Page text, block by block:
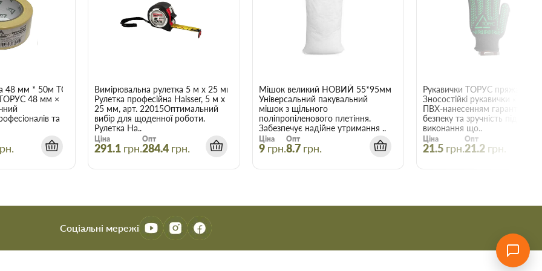
що оптова ціна в
товарів.
050 Коельнер в
48 мм * 50м ТОРУС 056
ТОРУС 48 мм ×
та
Вимірювальна рулетка 5 м x 25 мм Haisser 22015
Рулетка професійна Haisser, 5 м x
25 мм, арт. 22015Оптимальний
вибір для щоденної роботи.
Рулетка Ha..
Ціна
291.1 грн.
Опт
284.4 грн.
Мішок великий НОВИЙ 55*95мм
Універсальний пакувальний
мішок з щільного
поліпропіленового плетіння.
Забезпечує надійне утримання ..
Ціна
9 грн.
Опт
8.7 грн.
Рукавички ТОРУС пряжа
Зносостійкі рукавички
ПВХ-нанесенням гарантують
безпеку та зручність під час
виконання що..
Ціна
21.5 грн.
Опт
21.2 грн.
Соціальні мережі